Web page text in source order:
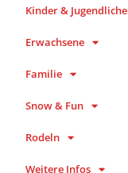
Kinder & Jugendliche
Erwachsene
Familie
Snow & Fun
Rodeln
Weitere Infos